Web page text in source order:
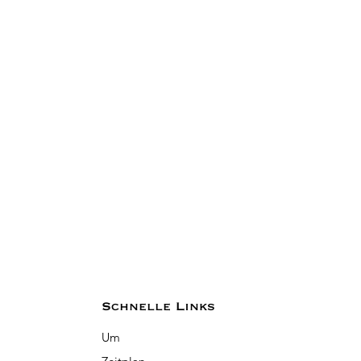
Schnelle Links
Um